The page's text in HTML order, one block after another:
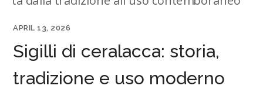
APRIL 13, 2026
Sigilli di ceralacca: storia,
tradizione e uso moderno